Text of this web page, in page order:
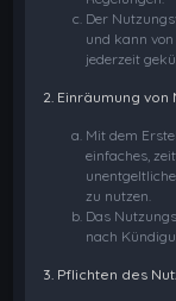
Der
und kann
jederzeit
2. Einräumung
Mit dem
einfaches,
zu nutzen.
Das
nach
3. Pflichten des